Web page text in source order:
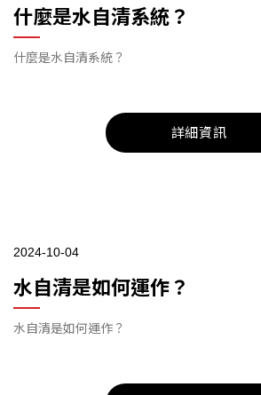
什麼是水自清系統？
什麼是水自清系統？
詳細資訊
2024-10-04
水自清是如何運作？
水自清是如何運作？